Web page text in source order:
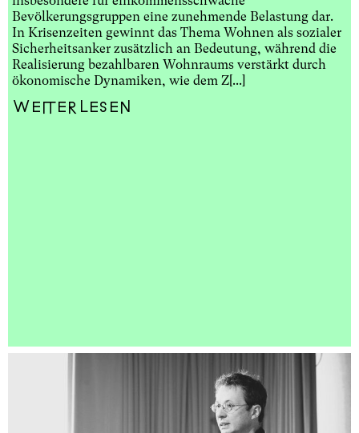
Bevölkerungsgruppen eine zunehmende Belastung dar.
In Krisenzeiten gewinnt das Thema Wohnen als sozialer
Sicherheitsanker zusätzlich an Bedeutung, während die
Realisierung bezahlbaren Wohnraums verstärkt durch
ökonomische Dynamiken, wie dem Z[...]
Weiterlesen